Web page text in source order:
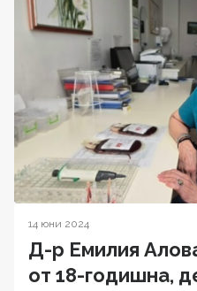
14 юни 2024
Д-р Емилия
от 18-годишна,